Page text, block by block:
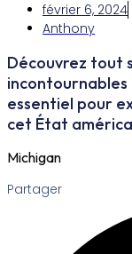
février 6, 2024
Anthony
Découvrez tout
incontournables
essentiel pour
cet État
Michigan
Partager